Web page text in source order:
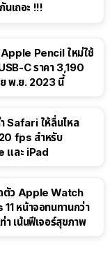
นเถอะ !!!
Apple Pencil ใหม่ใช้
C ราคา 3,190
ย พ.ย. 2023 นี้
Safari ให้ลื่นไหล
fps สำหรับ
และ iPad
ตัว Apple Watch
หน้าจอทนทานกว่า
ท่า เน้นฟีเจอร์สุขภาพ